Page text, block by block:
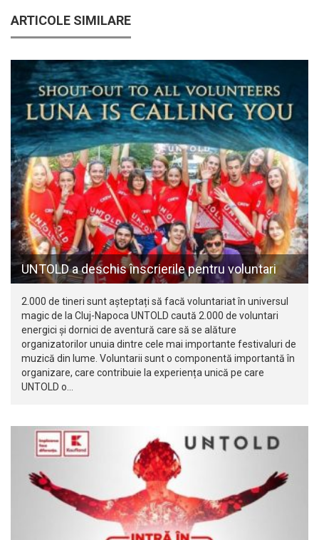
ARTICOLE SIMILARE
UNTOLD a deschis înscrierile pentru voluntari
2.000 de tineri sunt așteptați să facă voluntariat în universul
magic de la Cluj-Napoca UNTOLD caută 2.000 de voluntari
energici și dornici de aventură care să se alăture
organizatorilor unuia dintre cele mai importante festivaluri de
muzică din lume. Voluntarii sunt o componentă importantă în
organizare, care contribuie la experiența unică pe care
UNTOLD o…